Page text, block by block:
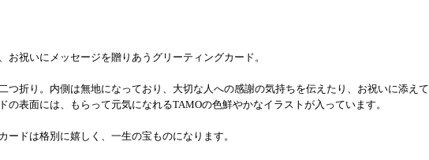
お祝いにメッセージを贈りあうグリーティングカード。
つ折り。内側は無地になっており、大切な人への感謝の気持ちを伝えたり、お祝いに添えて
の表面には、もらって元気になれるTAMOの色鮮やかなイラストが入っています。
ードは格別に嬉しく、一生の宝ものになります。